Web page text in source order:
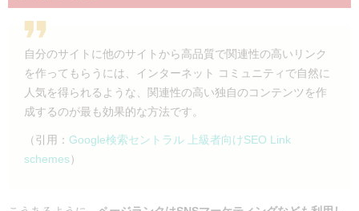
自分のサイトに他のサイトから高品質で関連性の高いリンク
を作ってもらうには、インターネット コミュニティで自然に
人気を得られるような、関連性の高い独自のコンテンツを作
成するのが最も効果的な方法です。
（引用： Google検索セントラル 上級者向けSEO Link
schemes）